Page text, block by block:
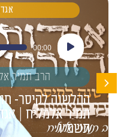
נגן
אודיו
00:00
הרב תמיר
ההלשנה לקיסר-
תמיר אלמליח |
תשפ"ו